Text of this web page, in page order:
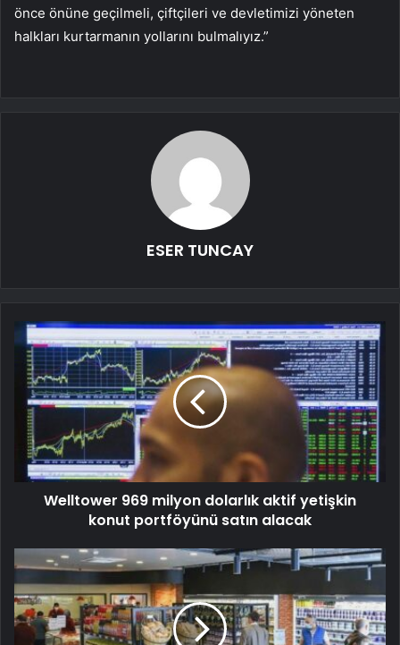
önce önüne geçilmeli, çiftçileri ve devletimizi yöneten
halkları kurtarmanın yollarını bulmalıyız.”
ESER TUNCAY
Welltower 969 milyon dolarlık aktif yetişkin
konut portföyünü satın alacak